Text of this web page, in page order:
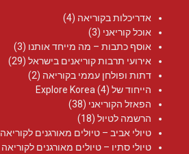
אדריכלות בקוריאה (4)
אוכל קוריאני (3)
אוסף כתבות – מה מייחד אותנו (3)
אירועי תרבות קוריאנים בישראל (29)
דתות ופולחן עממי בקוריאה (2)
הייחוד של Explore Korea (4)
הפאזל הקוריאני (38)
הרשמה לטיול (18)
טיולי אביב – טיולים מאורגנים לקוריאה
טיולי סתיו – טיולים מאורגנים לקוריאה